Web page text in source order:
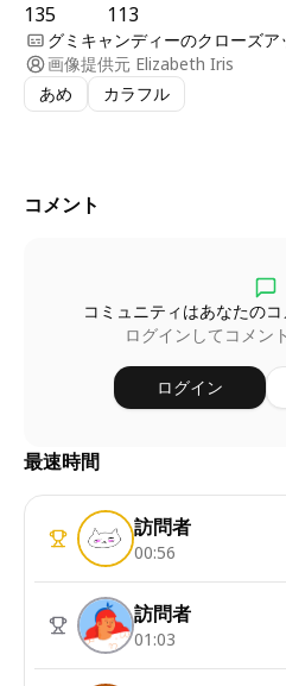
135 113
グミキャンディーのクローズア
画像提供元 Elizabeth Iris
あめ
カラフル
コメント
コミュニティはあなたの
ログインしてコメン
ログイン
最速時間
訪問者
00:56
訪問者
01:03